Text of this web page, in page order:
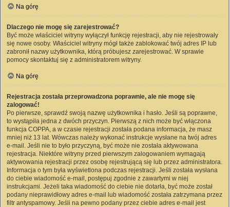
Na górę
Dlaczego nie mogę się zarejestrować?
Być może właściciel witryny wyłączył funkcję rejestracji, aby nie rejestrowały
się nowe osoby. Właściciel witryny mógł także zablokować twój adres IP lub
zabronił nazwy użytkownika, którą próbujesz zarejestrować. W sprawie
pomocy skontaktuj się z administratorem witryny.
Na górę
Rejestracja została przeprowadzona poprawnie, ale nie mogę się
zalogować!
Po pierwsze, sprawdź swoją nazwę użytkownika i hasło. Jeśli są poprawne,
to wystąpiła jedna z dwóch przyczyn. Pierwszą z nich może być włączona
funkcja COPPA, a w czasie rejestracji została podana informacja, że masz
mniej niż 13 lat. Wówczas należy wykonać instrukcje wysłane na twój adres
e-mail. Jeśli nie to było przyczyną, być może nie została aktywowana
rejestracja. Niektóre witryny przed pierwszym zalogowaniem wymagają
aktywowania rejestracji przez osobę rejestrującą się lub przez administratora.
Informacja o tym była wyświetlona podczas rejestracji. Jeśli została wysłana
do ciebie wiadomość e-mail, postępuj zgodnie z zawartymi w niej
instrukcjami. Jeżeli taka wiadomość do ciebie nie dotarła, być może został
podany nieprawidłowy adres e-mail lub wiadomość została zatrzymana przez
filtr antyspamowy. Jeśli na pewno podany przez ciebie adres e-mail jest